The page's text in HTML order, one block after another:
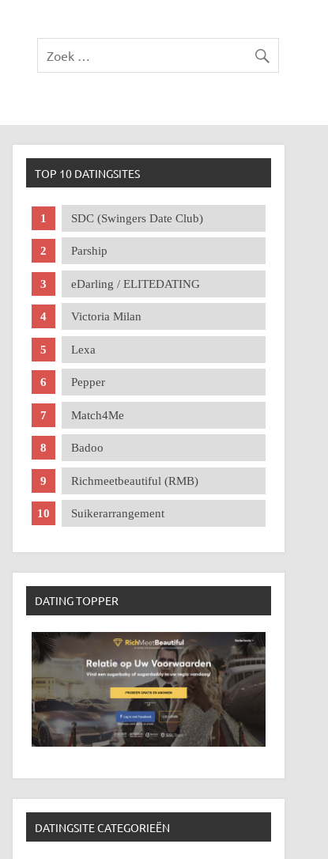
TOP 10 DATINGSITES
SDC (Swingers Date Club)
Parship
eDarling / ELITEDATING
Victoria Milan
Lexa
Pepper
Match4Me
Badoo
Richmeetbeautiful (RMB)
Suikerarrangement
DATING TOPPER
DATINGSITE CATEGORIEËN